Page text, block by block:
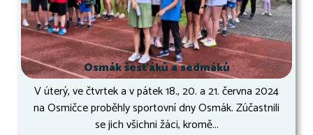
Osmák šesťáků a sedmáků
V úterý, ve čtvrtek a v pátek 18., 20. a 21. června 2024
na Osmičce proběhly sportovní dny Osmák. Zúčastnili
se jich všichni žáci, kromě...